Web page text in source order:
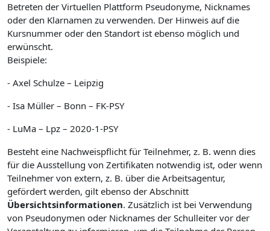
Betreten der Virtuellen Plattform Pseudonyme, Nicknames
oder den Klarnamen zu verwenden. Der Hinweis auf die
Kursnummer oder den Standort ist ebenso möglich und
erwünscht.
Beispiele:
- Axel Schulze – Leipzig
- Isa Müller – Bonn – FK-PSY
- LuMa – Lpz – 2020-1-PSY
Besteht eine Nachweispflicht für Teilnehmer, z. B. wenn dies
für die Ausstellung von Zertifikaten notwendig ist, oder wenn
Teilnehmer von extern, z. B. über die Arbeitsagentur,
gefördert werden, gilt ebenso der Abschnitt
Übersichtsinformationen. Zusätzlich ist bei Verwendung
von Pseudonymen oder Nicknames der Schulleiter vor der